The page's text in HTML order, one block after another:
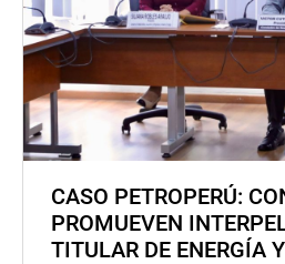
CASO PETROPERÚ:
PROMUEVEN
TITULAR DE ENERGÍA